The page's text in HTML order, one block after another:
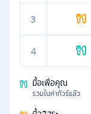
3
4
มื้อเพื่อคุณ
รวมในค่าทัวร์แล้ว